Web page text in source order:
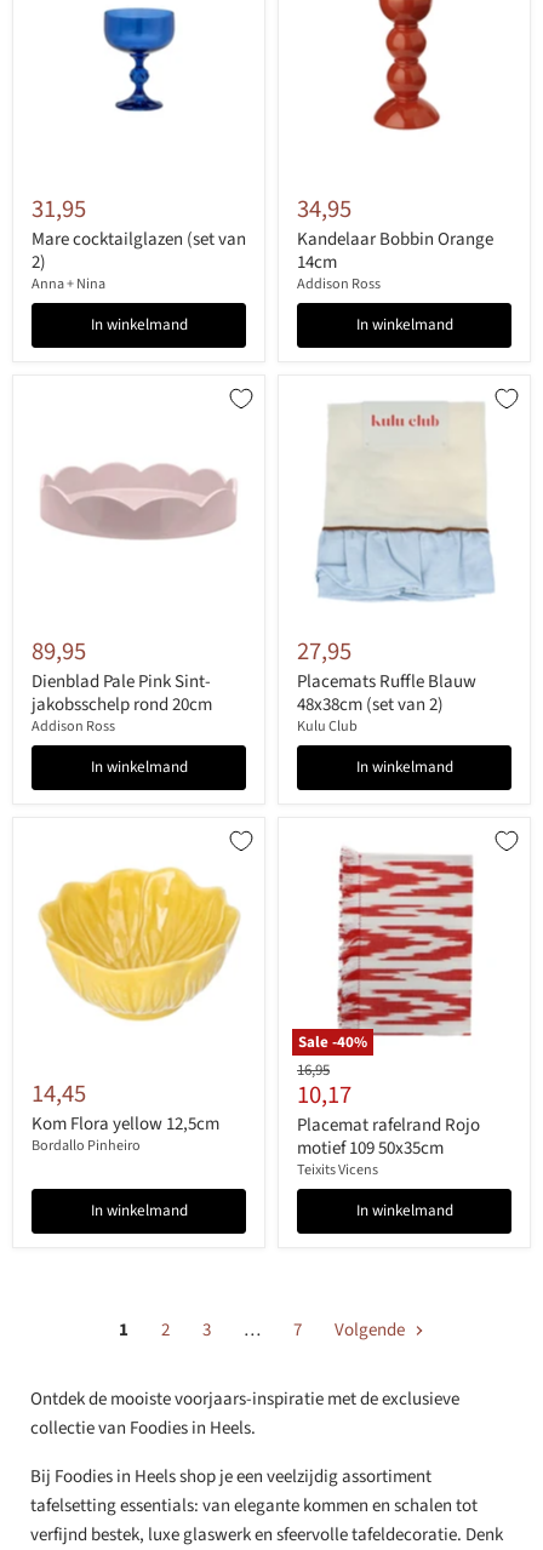
31,95
Mare cocktailglazen (set van
2)
Anna + Nina
In winkelmand
34,95
Kandelaar Bobbin Orange
14cm
Addison Ross
In winkelmand
89,95
Dienblad Pale Pink Sint-
jakobsschelp rond 20cm
Addison Ross
In winkelmand
27,95
Placemats Ruffle Blauw
48x38cm (set van 2)
Kulu Club
In winkelmand
14,45
Kom Flora yellow 12,5cm
Bordallo Pinheiro
In winkelmand
Sale -40%
Originele
prijs
16,95
Huidige
prijs
10,17
Placemat rafelrand Rojo
motief 109 50x35cm
Teixits Vicens
In winkelmand
1 2 3 … 7 Volgende
Ontdek de mooiste voorjaars-inspiratie met de exclusieve
collectie van Foodies in Heels.
Bij Foodies in Heels shop je een veelzijdig assortiment
tafelsetting essentials: van elegante kommen en schalen tot
verfijnd bestek, luxe glaswerk en sfeervolle tafeldecoratie. Denk